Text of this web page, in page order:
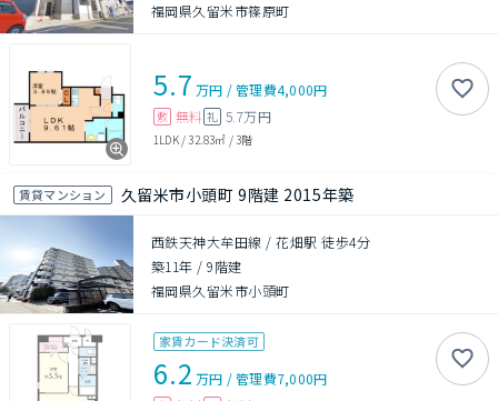
福岡県久留米市篠原町
5.7 万円 /管理費4,000円
敷 無料 礼 5.7万円
1LDK/32.83㎡ /3階
賃貸マンション 久留米市小頭町 9階建 2015年築
西鉄天神大牟田線 / 花畑駅 徒歩4分
築11年 /9階建
福岡県久留米市小頭町
家賃カード決済可
6.2 万円 /管理費7,000円